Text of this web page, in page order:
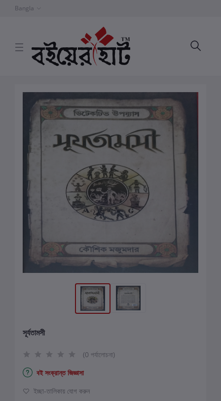
Bangla
সূর্যতামসী
(0 পর্যালোচনা)
বই সংক্রান্ত জিজ্ঞাসা
ইচ্ছা-তালিকায় যোগ করুন